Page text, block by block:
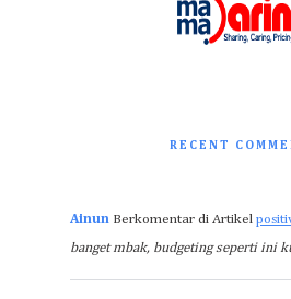
RECENT
Ainun Berkomentar di Artikel
banget mbak, budgeting seperti ini